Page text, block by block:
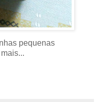
pequenas